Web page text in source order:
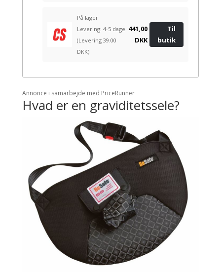
På lager
Levering: 4-5 dage
(Levering 39.00
DKK)
441,00
DKK
Til
butik
Annonce i samarbejde med PriceRunner
Hvad er en graviditetssele?